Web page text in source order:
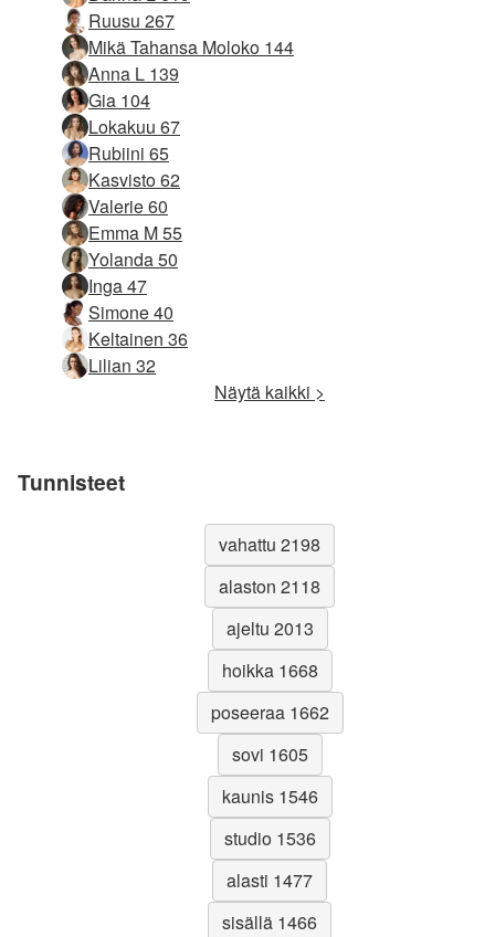
Ruusu 267
Mikä Tahansa Moloko 144
Anna L 139
Gia 104
Lokakuu 67
Rubiini 65
Kasvisto 62
Valerie 60
Emma M 55
Yolanda 50
Inga 47
Simone 40
Keltainen 36
Lilian 32
Näytä kaikki >
Tunnisteet
vahattu 2198
alaston 2118
ajeltu 2013
hoikka 1668
poseeraa 1662
sovi 1605
kaunis 1546
studio 1536
alasti 1477
sisällä 1466